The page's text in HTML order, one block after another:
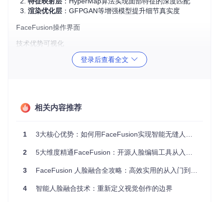
渲染优化层 ：GFPGAN等增强模型提升细节真实度
FaceFusion操作界面
技术优势可视化
传统PS修图需要手动调整蒙版和光影，而FaceFusion通过以
下技术实现自动化：
实时渲染引擎：所见即所得的交互体验
网红变装特效：10分钟完成专业级换脸视频
历史人物重现：让老照片"动"起来
实时面部美化：磨皮/瘦脸/美妆一键应用
登录后查看全文
相关内容推荐
1 3大核心优势：如何用FaceFusion实现智能无缝人脸融合？
2 5大维度精通FaceFusion：开源人脸编辑工具从入门到专业的完整指南
3 FaceFusion 人脸融合全攻略：高效实用的从入门到精通指南
4 智能人脸融合技术：重新定义视觉创作的边界